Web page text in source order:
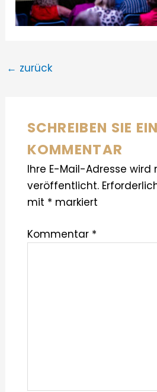
← zurück
SCHREIBEN SIE
KOMMENTAR
Ihre E-Mail-Adresse wird
veröffentlicht.
mit * markiert
Kommentar *